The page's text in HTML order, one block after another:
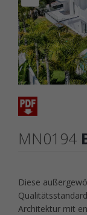
MN0194
Diese
Architektur mit